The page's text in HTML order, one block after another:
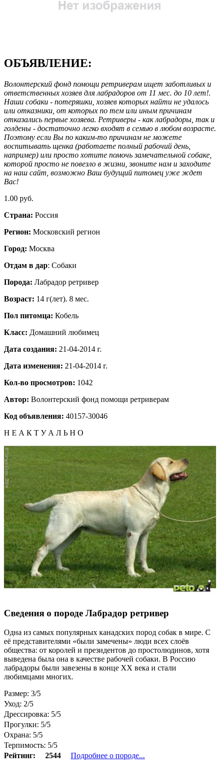
ОБЪЯВЛЕНИЕ:
Волонтерский фонд помощи ретриверам ищет заботливых и
ответственных хозяев для лабрадоров от 11 мес. до 10 лет!.
Наши собаки - потеряшки, хозяев которых найти не удалось
или отказники, от которых по тем или иным причинам
отказались первые хозяева. Ретриверы - как лабрадоры, так и
голдены - достаточно легко входят в семью в любом возрасте.
Поэтому если Вы по каким-то причинам не можете
воспитывать щенка (работаете полный рабочий день,
например) или просто хотите помочь замечательной собаке,
которой просто не повезло в жизни, звоните нам и заходите
на наш сайт, возможно Ваш будущий питомец уже ждет
Вас!
1.00 руб.
Страна: Россия
Регион: Московский регион
Город: Москва
Отдам в дар: Собаки
Порода: Лабрадор ретривер
Возраст: 14 г(лет). 8 мес.
Пол питомца: Кобель
Класс: Домашний любимец
Дата создания: 21-04-2014 г.
Дата изменения: 21-04-2014 г.
Кол-во просмотров: 1042
Автор: Волонтерский фонд помощи ретриверам
Код объявления: 40157-30046
Н Е А К Т У А Л Ь Н О
Сведения о породе Лабрадор ретривер
Одна из самых популярных канадских пород собак в мире. С
её представителями «были замечены» люди всех слоёв
общества: от королей и президентов до простолюдинов, хотя
выведена была она в качестве рабочей собаки. В Россию
лабрадоры были завезены в конце ХХ века и стали
любимцами многих.
Размер: 3/5
Уход: 2/5
Дрессировка: 5/5
Прогулки: 5/5
Охрана: 5/5
Терпимость: 5/5
Рейтинг:
2544 Подробнее о породе...